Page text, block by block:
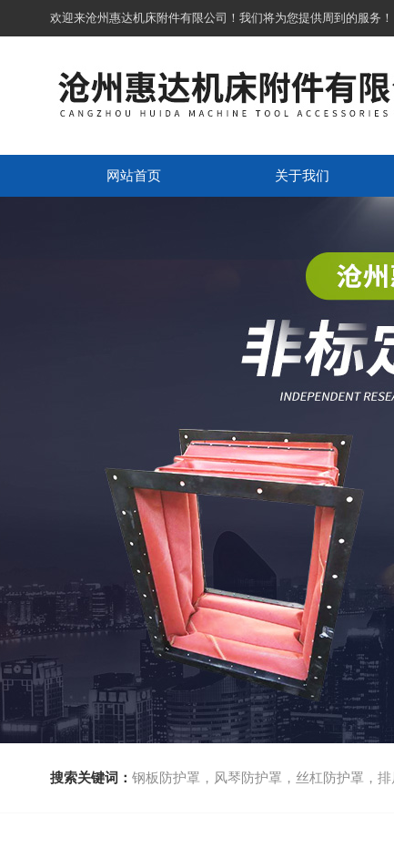
欢迎来沧州惠达机床附件有限公司！我们将为您提供周到的服务！
网站首页 关于我们
搜索关键词： 钢板防护罩，风琴防护罩，丝杠防护罩，排屑